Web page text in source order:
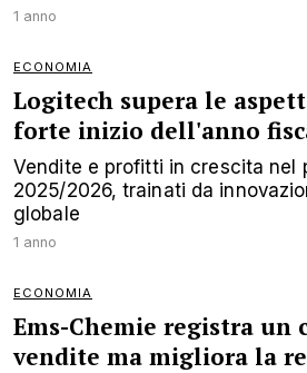
1 anno
ECONOMIA
Logitech supera le
forte inizio dell'anno
Vendite e profitti in crescita nel
2025/2026, trainati da
globale
1 anno
ECONOMIA
Ems-Chemie registra un
vendite ma migliora la